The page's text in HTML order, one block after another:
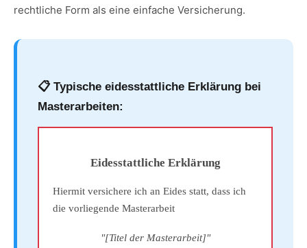
rechtliche Form als eine einfache Versicherung.
📋 Typische eidesstattliche Erklärung bei
Masterarbeiten:
Eidesstattliche Erklärung
Hiermit versichere ich an Eides statt, dass ich
die vorliegende Masterarbeit
"[Titel der Masterarbeit]"